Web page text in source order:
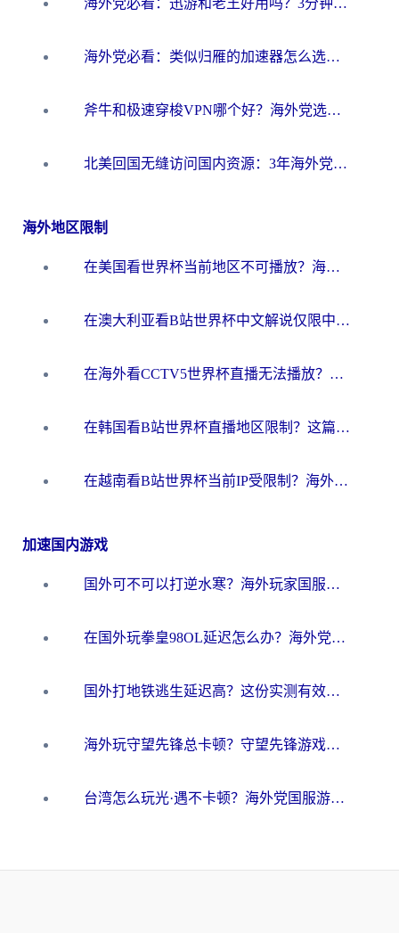
海外党必看：迅游和老王好用吗？3分钟选对加速国内网络的加速器
海外党必看：类似归雁的加速器怎么选？一篇搞定无缝访问国内资源
斧牛和极速穿梭VPN哪个好？海外党选回国加速器必看的真实对比与避坑指南
北美回国无缝访问国内资源：3年海外党亲测的加速器选择指南
海外地区限制
在美国看世界杯当前地区不可播放？海外党体育观赛终极指南来了！
在澳大利亚看B站世界杯中文解说仅限中国大陆？这篇指南帮你打破限制看遍赛事
在海外看CCTV5世界杯直播无法播放？这篇指南让你和国内球迷同步呐喊
在韩国看B站世界杯直播地区限制？这篇指南让你告别“当前地区不可播放”
在越南看B站世界杯当前IP受限制？海外党体育观赛终极指南来了
加速国内游戏
国外可不可以打逆水寒？海外玩家国服畅玩终极指南（附漫威荒野乱斗加速方案）
在国外玩拳皇98OL延迟怎么办？海外党亲测有效的低延迟指南
国外打地铁逃生延迟高？这份实测有效的低延迟指南帮你吃鸡
海外玩守望先锋总卡顿？守望先锋游戏加速器在哪里买&避坑指南（附欧洲非洲游戏实测）
台湾怎么玩光·遇不卡顿？海外党国服游戏加速终极攻略（附实测体验）